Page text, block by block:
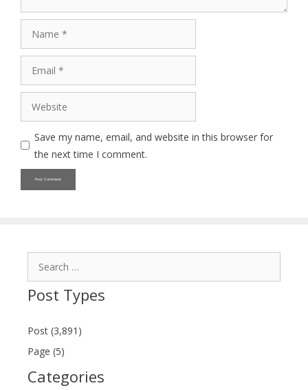
Save my name, email, and website in this browser for
the next time I comment.
Post Types
Post (3,891)
Page (5)
Categories